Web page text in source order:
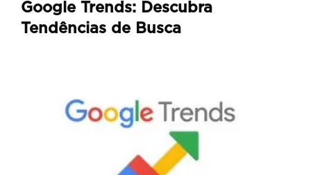
Google Trends: Descubra
Tendências de Busca